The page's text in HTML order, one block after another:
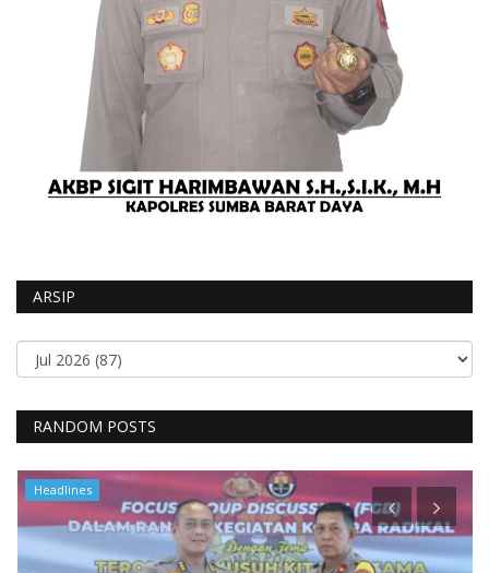
ARSIP
RANDOM POSTS
Headlines